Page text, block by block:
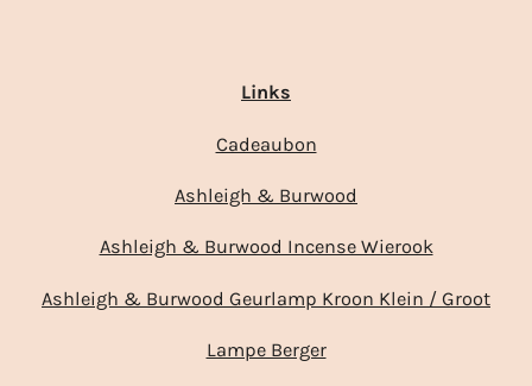
Links
Cadeaubon
Ashleigh & Burwood
Ashleigh & Burwood Incense Wierook
Ashleigh & Burwood Geurlamp Kroon Klein / Groot
Lampe Berger